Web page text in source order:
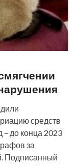
средств
– до конца 2023
за
Подписанный